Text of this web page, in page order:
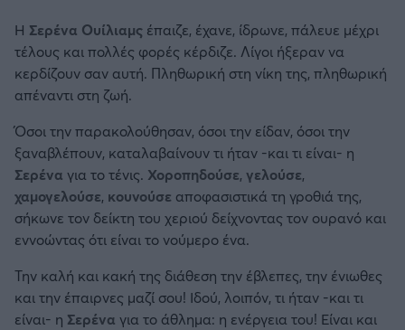
Η Σερένα Ουίλιαμς έπαιζε, έχανε, ίδρωνε, πάλευε μέχρι
τέλους και πολλές φορές κέρδιζε. Λίγοι ήξεραν να
κερδίζουν σαν αυτή. Πληθωρική στη νίκη της, πληθωρική
απέναντι στη ζωή.
Όσοι την παρακολούθησαν, όσοι την είδαν, όσοι την
ξαναβλέπουν, καταλαβαίνουν τι ήταν -και τι είναι- η
Σερένα για το τένις. Χοροπηδούσε, γελούσε,
χαμογελούσε, κουνούσε αποφασιστικά τη γροθιά της,
σήκωνε τον δείκτη του χεριού δείχνοντας τον ουρανό και
εννοώντας ότι είναι το νούμερο ένα.
Την καλή και κακή της διάθεση την έβλεπες, την ένιωθες
και την έπαιρνες μαζί σου! Ιδού, λοιπόν, τι ήταν -και τι
είναι- η Σερένα για το άθλημα: η ενέργεια του! Είναι και